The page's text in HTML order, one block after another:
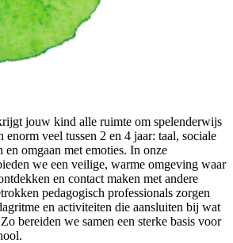
jouw kind alle ruimte om spelenderwijs
enorm veel tussen 2 en 4 jaar: taal, sociale
en omgaan met emoties. In onze
we een veilige, warme omgeving waar
en contact maken met andere
pedagogisch professionals zorgen
en activiteiten die aansluiten bij wat
bereiden we samen een sterke basis voor